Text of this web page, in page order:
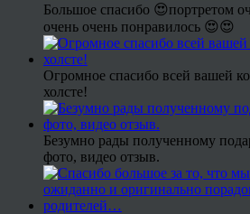
Большое спасибо 😍портретом
очень очень понравилось 😍😍
Огромное спасибо всей вашей
холсте!
Безумно рады полученному
фото, видео отзыв.